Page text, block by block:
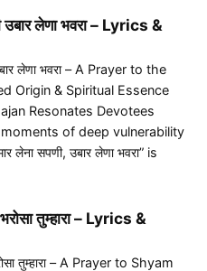
उबार लेणा भवरा – Lyrics &
लेणा भवरा – A Prayer to the
Origin & Spiritual Essence
Resonates Devotees
of deep vulnerability
लेना सपणी, उबार लेणा भवरा” is
तुम्हारा – Lyrics &
तुम्हारा – A Prayer to Shyam